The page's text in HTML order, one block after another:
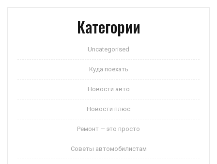
Категории
Uncategorised
Куда поехать
Новости авто
Новости плюс
Ремонт — это просто
Советы автомобилистам